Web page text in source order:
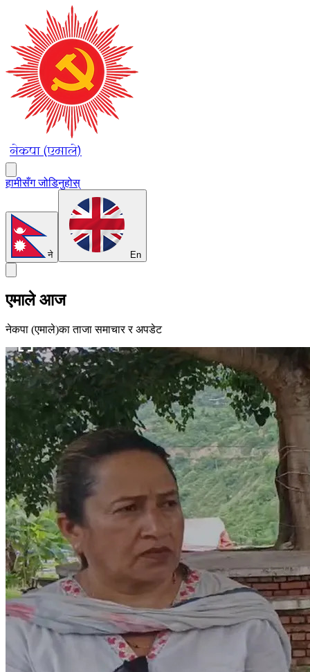
नेकपा (एमाले)
हामीसँग जोडिनुहोस्
ने En
एमाले आज
नेकपा (एमाले)का ताजा समाचार र अपडेट